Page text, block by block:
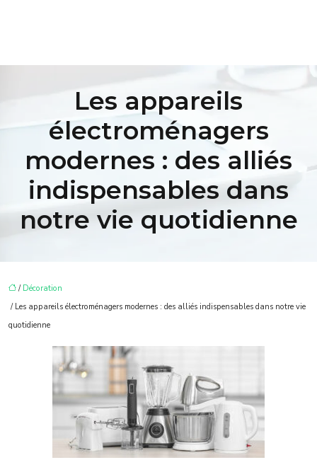
Les appareils
électroménagers
modernes : des alliés
indispensables dans
notre vie quotidienne
/ Décoration
/ Les appareils électroménagers modernes : des alliés indispensables dans notre vie
quotidienne